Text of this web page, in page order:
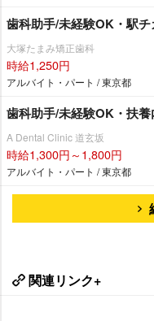
歯科助手/未経験OK・駅チ
大塚たまみ矯正歯科
時給1,250円
アルバイト・パート / 東京都
歯科助手/未経験OK・扶
A Dental Clinic 道玄坂
時給1,300円～1,800円
アルバイト・パート / 東京都
関連リンク+